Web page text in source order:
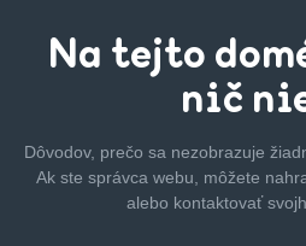
Na tejto
nič
Dôvodov, prečo sa nezobrazuje
Ak ste správca webu, môžete
alebo kontaktovať